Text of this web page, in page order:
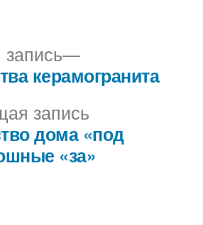
запись
запись:
дома «под
«за»
Следующая
запись:
керамогранита